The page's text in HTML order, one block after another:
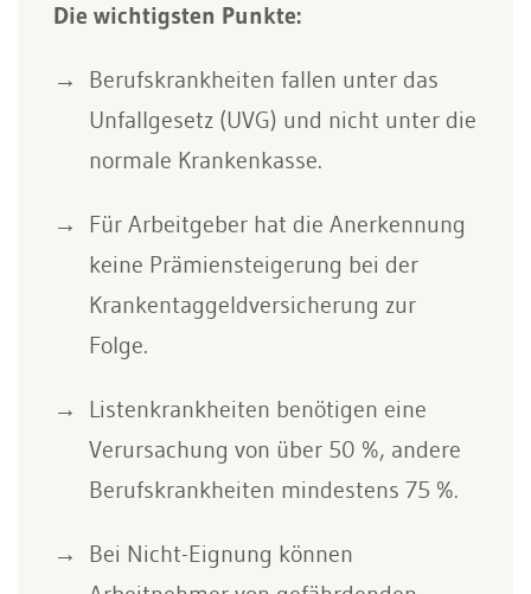
Die wichtigsten Punkte:
Berufskrankheiten fallen unter das
Unfallgesetz (UVG) und nicht unter die
normale Krankenkasse.
Für Arbeitgeber hat die Anerkennung
keine Prämiensteigerung bei der
Krankentaggeldversicherung zur
Folge.
Listenkrankheiten benötigen eine
Verursachung von über 50 %, andere
Berufskrankheiten mindestens 75 %.
Bei Nicht-Eignung können